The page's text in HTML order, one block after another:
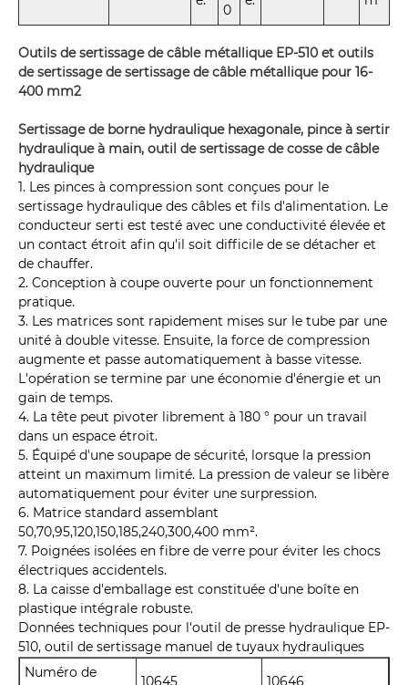
0
Outils de sertissage de câble métallique EP-510 et outils
de sertissage de sertissage de câble métallique pour 16-
400 mm2
Sertissage de borne hydraulique hexagonale, pince à sertir
hydraulique à main, outil de sertissage de cosse de câble
hydraulique
1. Les pinces à compression sont conçues pour le
sertissage hydraulique des câbles et fils d'alimentation. Le
conducteur serti est testé avec une conductivité élevée et
un contact étroit afin qu'il soit difficile de se détacher et
de chauffer.
2. Conception à coupe ouverte pour un fonctionnement
pratique.
3. Les matrices sont rapidement mises sur le tube par une
unité à double vitesse. Ensuite, la force de compression
augmente et passe automatiquement à basse vitesse.
L'opération se termine par une économie d'énergie et un
gain de temps.
4. La tête peut pivoter librement à 180 ° pour un travail
dans un espace étroit.
5. Équipé d'une soupape de sécurité, lorsque la pression
atteint un maximum limité. La pression de valeur se libère
automatiquement pour éviter une surpression.
6. Matrice standard assemblant
50,70,95,120,150,185,240,300,400 mm².
7. Poignées isolées en fibre de verre pour éviter les chocs
électriques accidentels.
8. La caisse d'emballage est constituée d'une boîte en
plastique intégrale robuste.
Données techniques pour l'outil de presse hydraulique EP-
510, outil de sertissage manuel de tuyaux hydrauliques
Numéro de
10645 10646